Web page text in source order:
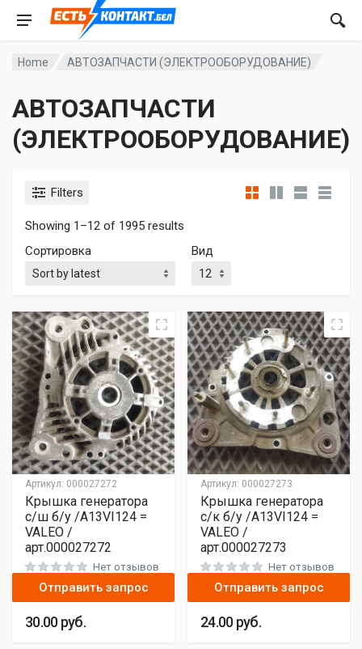
Home АВТОЗАПЧАСТИ (ЭЛЕКТРООБОРУДОВАНИЕ)
АВТОЗАПЧАСТИ
(ЭЛЕКТРООБОРУДОВАНИЕ)
Filters
Showing 1–12 of 1995 results
Сортировка
Вид
Артикул: 000027272
Крышка генератора
с/ш б/у /A13VI124 =
VALEO /
арт.000027272
Нет отзывов
Отправить запрос
30.00руб.
Артикул: 000027273
Крышка генератора
с/к б/у /A13VI124 =
VALEO /
арт.000027273
Нет отзывов
Отправить запрос
24.00руб.